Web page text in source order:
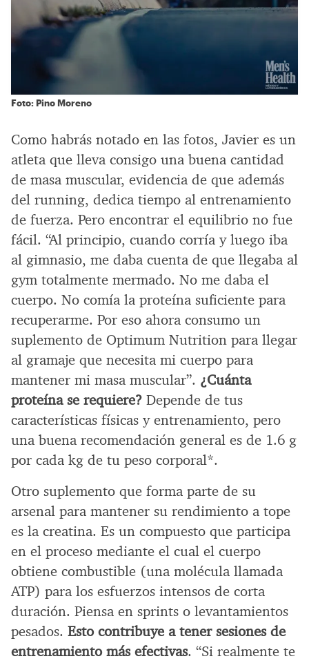
Foto: Pino Moreno
Como habrás notado en las fotos, Javier es un
atleta que lleva consigo una buena cantidad
de masa muscular, evidencia de que además
del running, dedica tiempo al entrenamiento
de fuerza. Pero encontrar el equilibrio no fue
fácil. “Al principio, cuando corría y luego iba
al gimnasio, me daba cuenta de que llegaba al
gym totalmente mermado. No me daba el
cuerpo. No comía la proteína suficiente para
recuperarme. Por eso ahora consumo un
suplemento de Optimum Nutrition para llegar
al gramaje que necesita mi cuerpo para
mantener mi masa muscular”. ¿Cuánta
proteína se requiere? Depende de tus
características físicas y entrenamiento, pero
una buena recomendación general es de 1.6 g
por cada kg de tu peso corporal*.
Otro suplemento que forma parte de su
arsenal para mantener su rendimiento a tope
es la creatina. Es un compuesto que participa
en el proceso mediante el cual el cuerpo
obtiene combustible (una molécula llamada
ATP) para los esfuerzos intensos de corta
duración. Piensa en sprints o levantamientos
pesados. Esto contribuye a tener sesiones de
entrenamiento más efectivas. “Si realmente te